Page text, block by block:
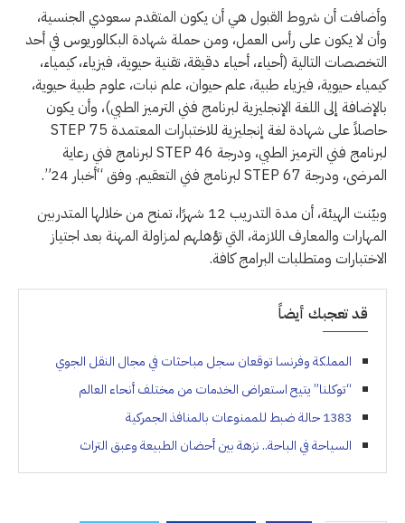
وأضافت أن شروط القبول هي أن يكون المتقدم سعودي الجنسية،
وأن لا يكون على رأس العمل، ومن حملة شهادة البكالوريوس في أحد
التخصصات التالية (أحياء، أحياء دقيقة، تقنية حيوية، فيزياء، كيمياء،
كيمياء حيوية، فيزياء طبية، علم حيوان، علم نبات، علوم طبية حيوية،
بالإضافة إلى اللغة الإنجليزية لبرنامج فني الترميز الطبي)، وأن يكون
حاصلاً على شهادة لغة إنجليزية للاختبارات المعتمدة STEP 75
لبرنامج فني الترميز الطبي، ودرجة STEP 46 لبرنامج فني رعاية
المرضى، ودرجة STEP 67 لبرنامج فني التعقيم. وفق “أخبار 24”.
وبيّنت الهيئة، أن مدة التدريب 12 شهرًا، تمنح من خلالها المتدربين
المهارات والمعارف اللازمة، التي تؤهلهم لمزاولة المهنة بعد اجتياز
الاختبارات ومتطلبات البرامج كافة.
قد تعجبك أيضاً
المملكة وفرنسا توقعان سجل مباحثات في مجال النقل الجوي
“توكلنا” يتيح استعراض الخدمات من مختلف أنحاء العالم
1383 حالة ضبط للممنوعات بالمنافذ الجمركية
السياحة في الباحة.. نزهة بين أحضان الطبيعة وعبق التراث